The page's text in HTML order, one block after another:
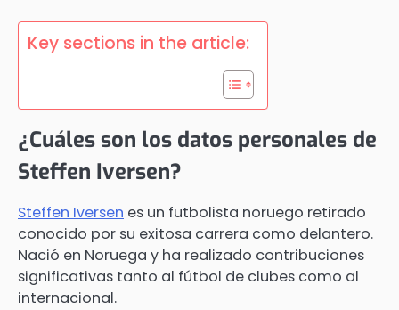
Key sections in the article:
¿Cuáles son los datos personales de
Steffen Iversen?
Steffen Iversen es un futbolista noruego retirado
conocido por su exitosa carrera como delantero.
Nació en Noruega y ha realizado contribuciones
significativas tanto al fútbol de clubes como al
internacional.